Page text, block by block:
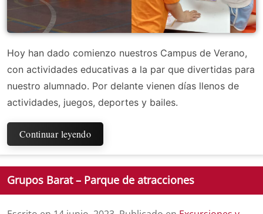
Hoy han dado comienzo nuestros Campus de Verano,
con actividades educativas a la par que divertidas para
nuestro alumnado. Por delante vienen días llenos de
actividades, juegos, deportes y bailes.
Continuar leyendo
Grupos Barat – Parque de atracciones